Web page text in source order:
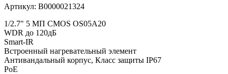
Артикул: В0000021324
1/2.7" 5 МП CMOS OS05A20
WDR до 120дБ
Smart-IR
Встроенный нагревательный элемент
Антивандальный корпус, Класс защиты IР67
PoE